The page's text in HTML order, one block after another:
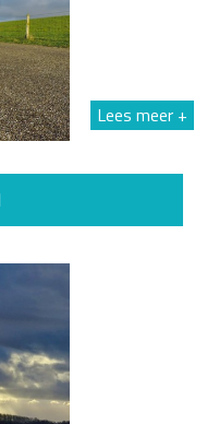
Lees meer +